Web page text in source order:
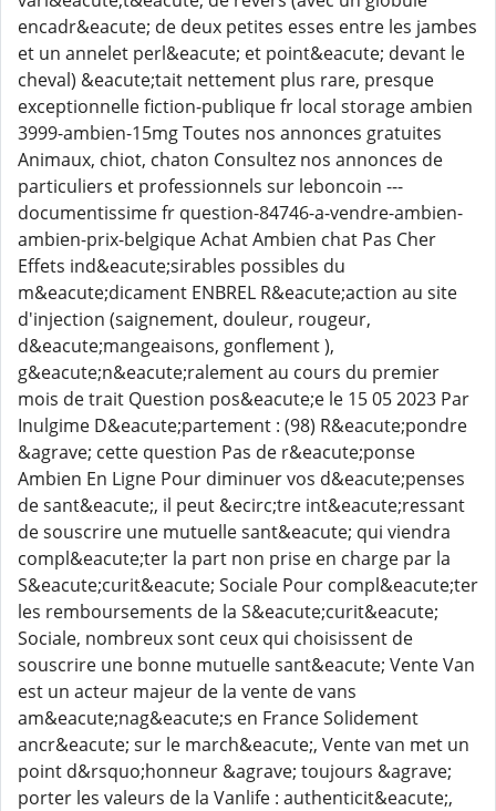
encadr&eacute; de deux petites esses entre les jambes
et un annelet perl&eacute; et point&eacute; devant le
cheval) &eacute;tait nettement plus rare, presque
exceptionnelle fiction-publique fr local storage ambien
3999-ambien-15mg Toutes nos annonces gratuites
Animaux, chiot, chaton Consultez nos annonces de
particuliers et professionnels sur leboncoin ---
documentissime fr question-84746-a-vendre-ambien-
ambien-prix-belgique Achat Ambien chat Pas Cher
Effets ind&eacute;sirables possibles du
m&eacute;dicament ENBREL R&eacute;action au site
d'injection (saignement, douleur, rougeur,
d&eacute;mangeaisons, gonflement ),
g&eacute;n&eacute;ralement au cours du premier
mois de trait Question pos&eacute;e le 15 05 2023 Par
Inulgime D&eacute;partement : (98) R&eacute;pondre
&agrave; cette question Pas de r&eacute;ponse
Ambien En Ligne Pour diminuer vos d&eacute;penses
de sant&eacute;, il peut &ecirc;tre int&eacute;ressant
de souscrire une mutuelle sant&eacute; qui viendra
compl&eacute;ter la part non prise en charge par la
S&eacute;curit&eacute; Sociale Pour compl&eacute;ter
les remboursements de la S&eacute;curit&eacute;
Sociale, nombreux sont ceux qui choisissent de
souscrire une bonne mutuelle sant&eacute; Vente Van
est un acteur majeur de la vente de vans
am&eacute;nag&eacute;s en France Solidement
ancr&eacute; sur le march&eacute;, Vente van met un
point d&rsquo;honneur &agrave; toujours &agrave;
porter les valeurs de la Vanlife : authenticit&eacute;,